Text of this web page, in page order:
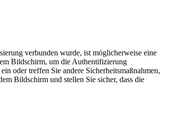
verbunden wurde, ist möglicherweise eine
Bildschirm, um die Authentifizierung
oder treffen Sie andere Sicherheitsmaßnahmen,
Bildschirm und stellen Sie sicher, dass die